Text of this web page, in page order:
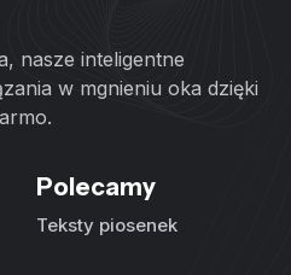
nasze inteligentne
w mgnieniu oka dzięki
Polecamy
Teksty piosenek